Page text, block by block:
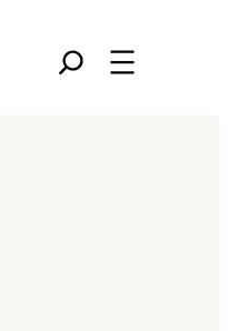
Søk